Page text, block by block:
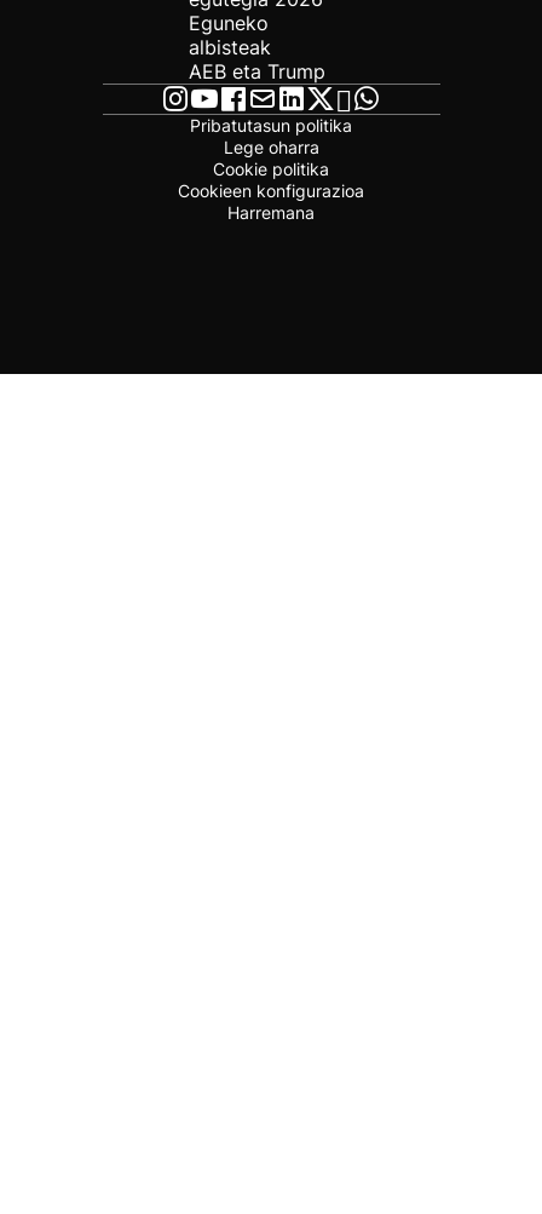
Eguneko
albisteak
AEB eta Trump
Pribatutasun politika
Lege oharra
Cookie politika
Cookieen konfigurazioa
Harremana